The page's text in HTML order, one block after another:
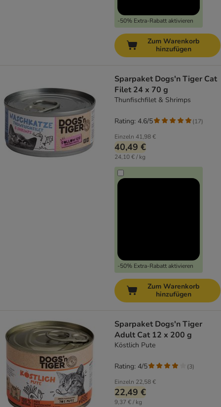
-50% Extra-Rabatt aktivieren
Zum Warenkorb
hinzufügen
Sparpaket Dogs'n Tiger Cat
Filet 24 x 70 g
Thunfischfilet & Shrimps
Einzeln 41,98 €
40,49 €
24,10 € / kg
-50% Extra-Rabatt aktivieren
Rating: 4.6/5 (17)
Zum Warenkorb
hinzufügen
Sparpaket Dogs'n Tiger
Adult Cat 12 x 200 g
Köstlich Pute
Einzeln 22,58 €
22,49 €
9,37 € / kg
Rating: 4/5 (3)